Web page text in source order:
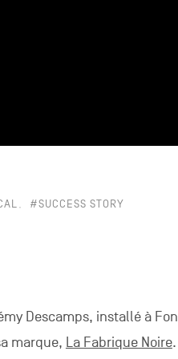
#SUCCESS STORY
Descamps, installé à
marque, La Fabrique Noire.